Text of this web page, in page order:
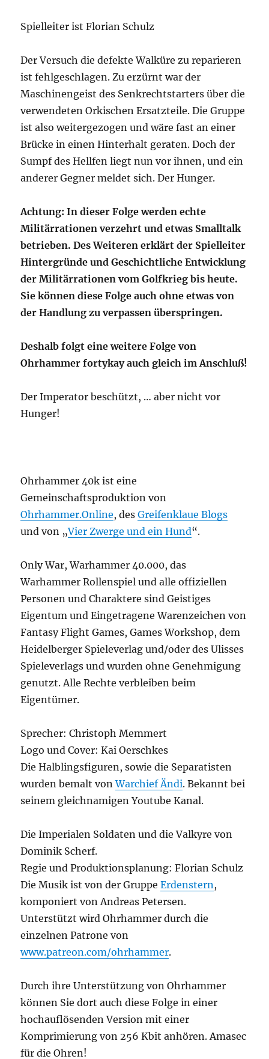
Spielleiter ist Florian Schulz
Der Versuch die defekte Walküre zu reparieren
ist fehlgeschlagen. Zu erzürnt war der
Maschinengeist des Senkrechtstarters über die
verwendeten Orkischen Ersatzteile. Die Gruppe
ist also weitergezogen und wäre fast an einer
Brücke in einen Hinterhalt geraten. Doch der
Sumpf des Hellfen liegt nun vor ihnen, und ein
anderer Gegner meldet sich. Der Hunger.
Achtung: In dieser Folge werden echte
Militärrationen verzehrt und etwas Smalltalk
betrieben. Des Weiteren erklärt der Spielleiter
Hintergründe und Geschichtliche Entwicklung
der Militärrationen vom Golfkrieg bis heute.
Sie können diese Folge auch ohne etwas von
der Handlung zu verpassen überspringen.
Deshalb folgt eine weitere Folge von
Ohrhammer fortykay auch gleich im Anschluß!
Der Imperator beschützt, … aber nicht vor
Hunger!
Ohrhammer 40k ist eine
Gemeinschaftsproduktion von
Ohrhammer.Online, desGreifenklaue Blogs
und von „Vier Zwerge und ein Hund“.
Only War, Warhammer 40.000, das
Warhammer Rollenspiel und alle offiziellen
Personen und Charaktere sind Geistiges
Eigentum und Eingetragene Warenzeichen von
Fantasy Flight Games, Games Workshop, dem
Heidelberger Spieleverlag und/oder des Ulisses
Spieleverlags und wurden ohne Genehmigung
genutzt. Alle Rechte verbleiben beim
Eigentümer.
Sprecher: Christoph Memmert
Logo und Cover: Kai Oerschkes
Die Halblingsfiguren, sowie die Separatisten
wurden bemalt vonWarchief Ändi. Bekannt bei
seinem gleichnamigen Youtube Kanal.
Die Imperialen Soldaten und die Valkyre von
Dominik Scherf.
Regie und Produktionsplanung: Florian Schulz
Die Musik ist von der GruppeErdenstern,
komponiert von Andreas Petersen.
Unterstützt wird Ohrhammer durch die
einzelnen Patrone von
www.patreon.com/ohrhammer.
Durch ihre Unterstützung von Ohrhammer
können Sie dort auch diese Folge in einer
hochauflösenden Version mit einer
Komprimierung von 256 Kbit anhören. Amasec
für die Ohren!